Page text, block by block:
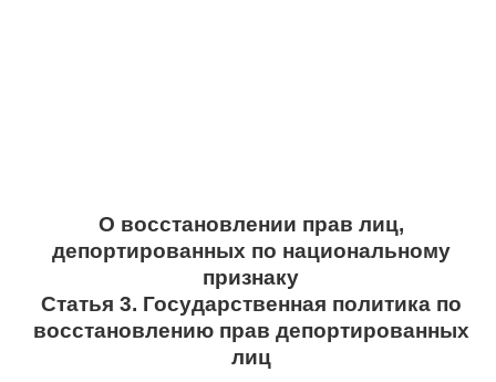
О восстановлении прав лиц,
депортированных по национальному
признаку
Статья 3. Государственная политика по
восстановлению прав депортированных
лиц